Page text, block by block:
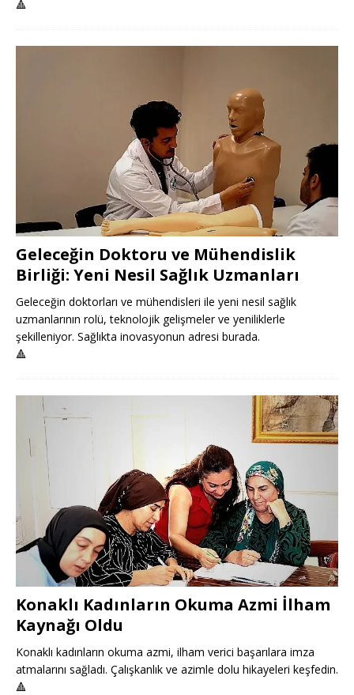
🔺
Geleceğin Doktoru ve Mühendislik
Birliği: Yeni Nesil Sağlık Uzmanları
Geleceğin doktorları ve mühendisleri ile yeni nesil sağlık
uzmanlarının rolü, teknolojik gelişmeler ve yeniliklerle
şekilleniyor. Sağlıkta inovasyonun adresi burada.
🔺
Konaklı Kadınların Okuma Azmi İlham
Kaynağı Oldu
Konaklı kadınların okuma azmi, ilham verici başarılara imza
atmalarını sağladı. Çalışkanlık ve azimle dolu hikayeleri keşfedin.
🔺